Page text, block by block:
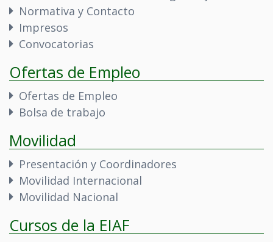
Normativa y Contacto
Impresos
Convocatorias
Ofertas de Empleo
Ofertas de Empleo
Bolsa de trabajo
Movilidad
Presentación y Coordinadores
Movilidad Internacional
Movilidad Nacional
Cursos de la EIAF